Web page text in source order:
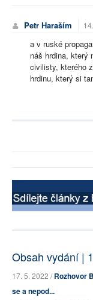
Petr Haraším
a v ruské
náš hrdina, který
civilisty, kterého
hrdinu, který si
Obsah vydání |
17. 5. 2022 /Rozhovor
se a nepod...